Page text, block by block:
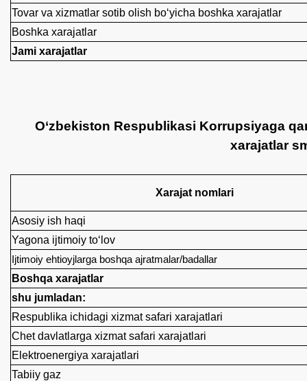
Tovar va xizmatlar sotib olish bo‘yicha boshka xarajatlar
Boshka xarajatlar
Jami xarajatlar
O‘zbekiston Respublikasi Korrupsiyaga
xarajatlar
Xarajat nomlari
Asosiy ish haqi
Yagona ijtimoiy to‘lov
Ijtimoiy ehtioyjlarga boshqa ajratmalar/badallar
Boshqa xarajatlar
shu jumladan:
Respublika ichidagi xizmat safari xarajatlari
Chet davlatlarga xizmat safari xarajatlari
Elektroenergiya xarajatlari
Tabiiy gaz